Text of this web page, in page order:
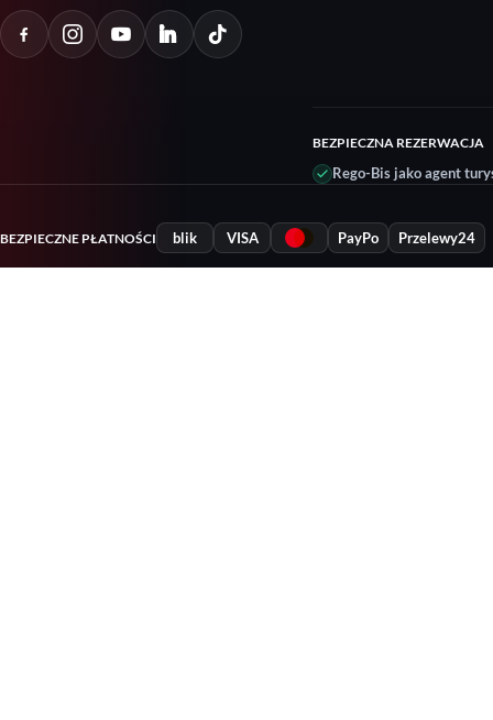
BEZPIECZNA REZERWACJA
Rego-Bis jako agent
BEZPIECZNE PŁATNOŚCI blik VISA PayPo Przelewy24